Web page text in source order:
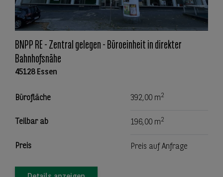
BNPP RE - Zentral gelegen - Büroeinheit in direkter
Bahnhofsnähe
45128 Essen
Bürofläche 392,00 m2
Teilbar ab 196,00 m2
Preis Preis auf Anfrage